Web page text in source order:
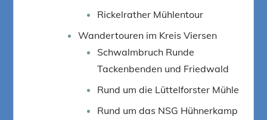
Rickelrather Mühlentour
Wandertouren im Kreis Viersen
Schwalmbruch Runde
Tackenbenden und Friedwald
Rund um die Lüttelforster Mühle
Rund um das NSG Hühnerkamp